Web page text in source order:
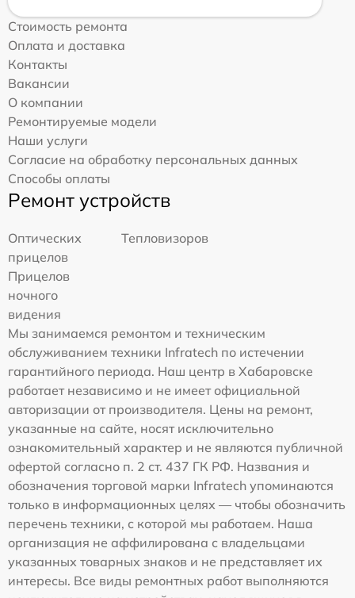
Стоимость ремонта
Оплата и доставка
Контакты
Вакансии
О компании
Ремонтируемые модели
Наши услуги
Согласие на обработку персональных данных
Способы оплаты
Ремонт устройств
Оптических
прицелов
Тепловизоров
Прицелов
ночного
видения
Мы занимаемся ремонтом и техническим
обслуживанием техники Infratech по истечении
гарантийного периода. Наш центр в Хабаровске
работает независимо и не имеет официальной
авторизации от производителя. Цены на ремонт,
указанные на сайте, носят исключительно
ознакомительный характер и не являются публичной
офертой согласно п. 2 ст. 437 ГК РФ. Названия и
обозначения торговой марки Infratech упоминаются
только в информационных целях — чтобы обозначить
перечень техники, с которой мы работаем. Наша
организация не аффилирована с владельцами
указанных товарных знаков и не представляет их
интересы. Все виды ремонтных работ выполняются